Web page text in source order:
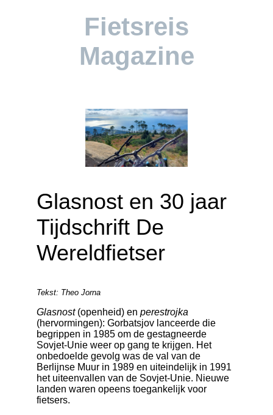
Fietsreis
Magazine
Glasnost en 30 jaar
Tijdschrift De
Wereldfietser
Tekst: Theo Jorna
Glasnost(openheid) en perestrojka
(hervormingen): Gorbatsjov lanceerde die
begrippen in 1985 om de gestagneerde
Sovjet-Unie weer op gang te krijgen. Het
onbedoelde gevolg was de val van de
Berlijnse Muur in 1989 en uiteindelijk in 1991
het uiteenvallen van de Sovjet-Unie. Nieuwe
landen waren opeens toegankelijk voor
fietsers.